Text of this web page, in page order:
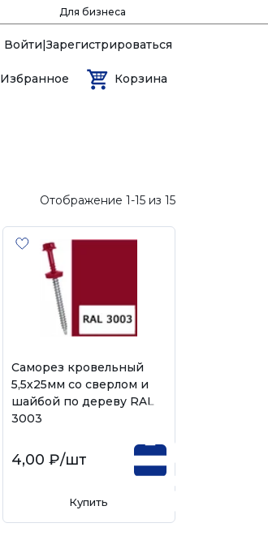
Для бизнеса
Войти|Зарегистрироваться
Избранное Корзина
Отображение 1-15 из 15
Саморез кровельный
5,5х25мм со сверлом и
шайбой по дереву RAL
3003
4,00 ₽/шт
Купить